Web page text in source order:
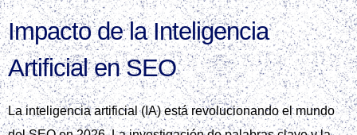
Impacto de la Inteligencia
Artificial en SEO
La inteligencia artificial (IA) está revolucionando el mundo